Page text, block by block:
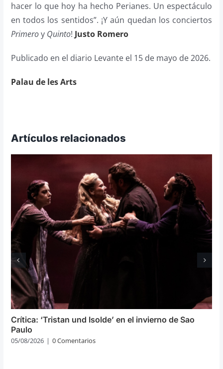
hacer lo que hoy ha hecho Perianes. Un espectáculo
en todos los sentidos”. ¡Y aún quedan los conciertos
Primeroy Quinto! Justo Romero
Publicado en el diario Levante el 15 de mayo de 2026.
Palau de les Arts
Artículos relacionados
Crítica: ‘Tristan und Isolde’ en el invierno de Sao
Paulo
05/08/2026 | 0 Comentarios